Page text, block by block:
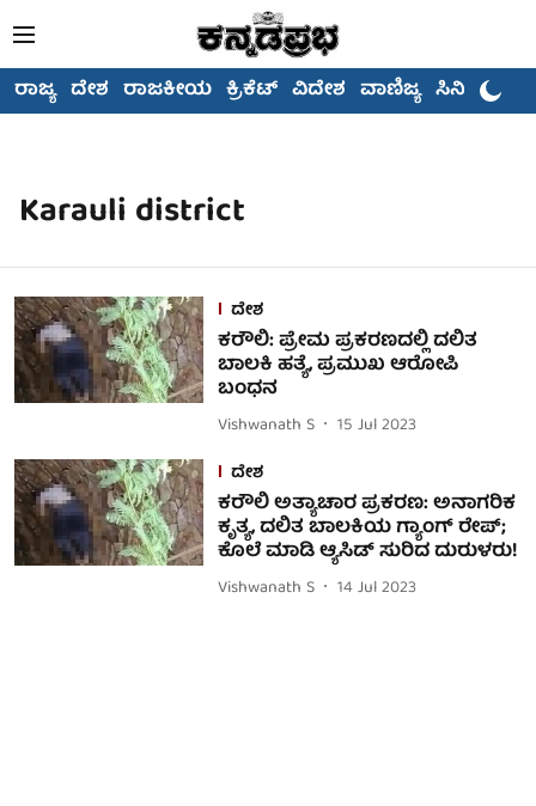
ರಾಜ್ಯ ದೇಶ ರಾಜಕೀಯ ಕ್ರಿಕೆಟ್ ವಿದೇಶ ವಾಣಿಜ್ಯ ಸಿನಿಮಾ
Karauli district
ದೇಶ
ಕರೌಲಿ: ಪ್ರೇಮ ಪ್ರಕರಣದಲ್ಲಿ ದಲಿತ
ಬಾಲಕಿ ಹತ್ಯೆ, ಪ್ರಮುಖ ಆರೋಪಿ
ಬಂಧನ
Vishwanath S
15 Jul 2023
ದೇಶ
ಕರೌಲಿ ಅತ್ಯಾಚಾರ ಪ್ರಕರಣ: ಅನಾಗರಿಕ
ಕೃತ್ಯ, ದಲಿತ ಬಾಲಕಿಯ ಗ್ಯಾಂಗ್ ರೇಪ್;
ಕೊಲೆ ಮಾಡಿ ಆ್ಯಸಿಡ್ ಸುರಿದ ದುರುಳರು!
Vishwanath S 14 Jul 2023